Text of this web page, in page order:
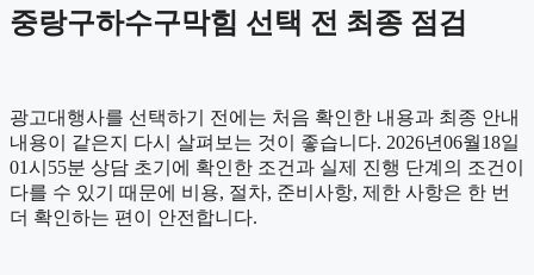
중랑구하수구막힘 선택 전 최종 점검
광고대행사를 선택하기 전에는 처음 확인한 내용과 최종 안내
내용이 같은지 다시 살펴보는 것이 좋습니다. 2026년06월18일
01시55분 상담 초기에 확인한 조건과 실제 진행 단계의 조건이
다를 수 있기 때문에 비용, 절차, 준비사항, 제한 사항은 한 번
더 확인하는 편이 안전합니다.